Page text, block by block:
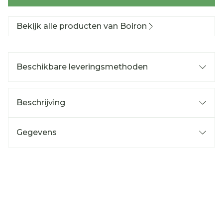
Bekijk alle producten van Boiron
Beschikbare leveringsmethoden
Beschrijving
Gegevens